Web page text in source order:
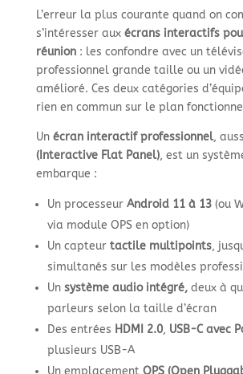
L’erreur la plus courante quand on
s’intéresser aux écrans interactifs
réunion: les confondre avec un
professionnel grande taille ou un
amélioré. Ces deux catégories
rien en commun sur le plan
Un écran interactif professionnel,
(Interactive Flat Panel), est un
embarque :
Un processeur Android 11 à 13(ou
via module OPS en option)
Un capteur tactile multipoints,
simultanés sur les modèles
Un système audio intégré,deux à
parleurs selon la taille d’écran
Des entrées HDMI 2.0, USB-C avec
plusieurs USB-A